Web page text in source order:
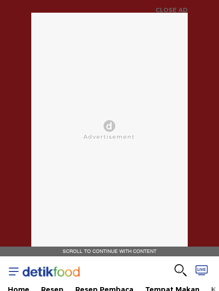
CLOSE AD
SCROLL TO CONTINUE WITH CONTENT